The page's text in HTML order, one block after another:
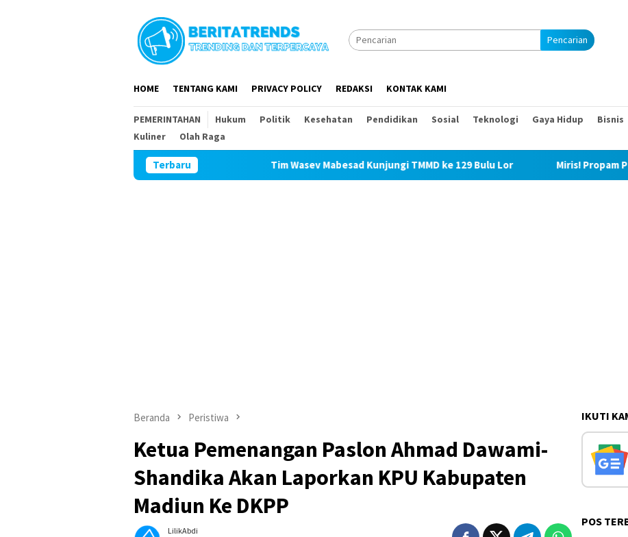
Pencarian
HOME TENTANG KAMI PRIVACY POLICY REDAKSI KONTAK KAMI
PEMERINTAHAN Hukum Politik Kesehatan Pendidikan Sosial Teknologi Gaya Hidup Bisnis
Kuliner
Olah Raga
TerbaruTim Wasev Mabesad Kunjungi TMMD ke 129 Bulu Lor Miris! Propam Polda Sumut dan
Beranda Peristiwa
Ketua Pemenangan Paslon Ahmad Dawami-
Shandika Akan Laporkan KPU Kabupaten
Madiun Ke DKPP
LilikAbdi
IKUTI
POS